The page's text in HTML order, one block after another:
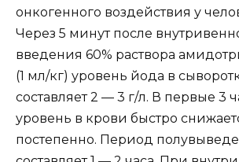
онкогенного воздействия у
Через 5 минут после
введения 60% раствора
(1 мл/кг) уровень йода в
составляет 2 — 3 г/л. В первые 3
уровень в крови быстро
постепенно. Период